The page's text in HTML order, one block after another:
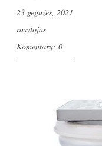
23 gegužės, 2021
rasytojas
Komentarų: 0